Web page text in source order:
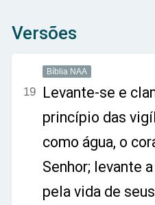
Versões
Bíblia NAA
19 Levante-se e
princípio das
como água, o
Senhor; levante
pela vida de